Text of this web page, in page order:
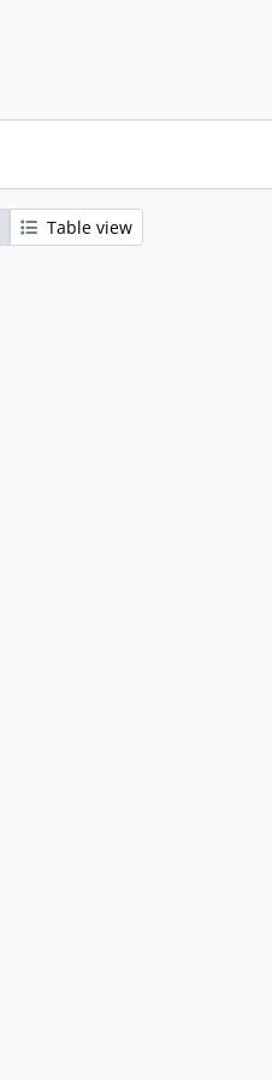
Table view